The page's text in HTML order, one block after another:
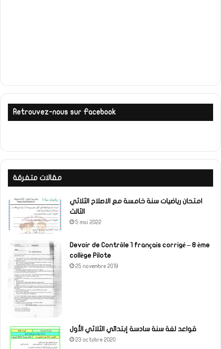
Retrouvez-nous sur Facebook
مقالات متفرقة
امتحان رياضيات سنة خامسة مع الاصلاح الثلاثي
الثالث
5 mai 2022
Devoir de Contrôle 1 français corrigé – 8 ème
collège Pilote
25 novembre 2019
قواعد لغة سنة سادسة إبتدائي الثلاثي الأول
23 octobre 2020